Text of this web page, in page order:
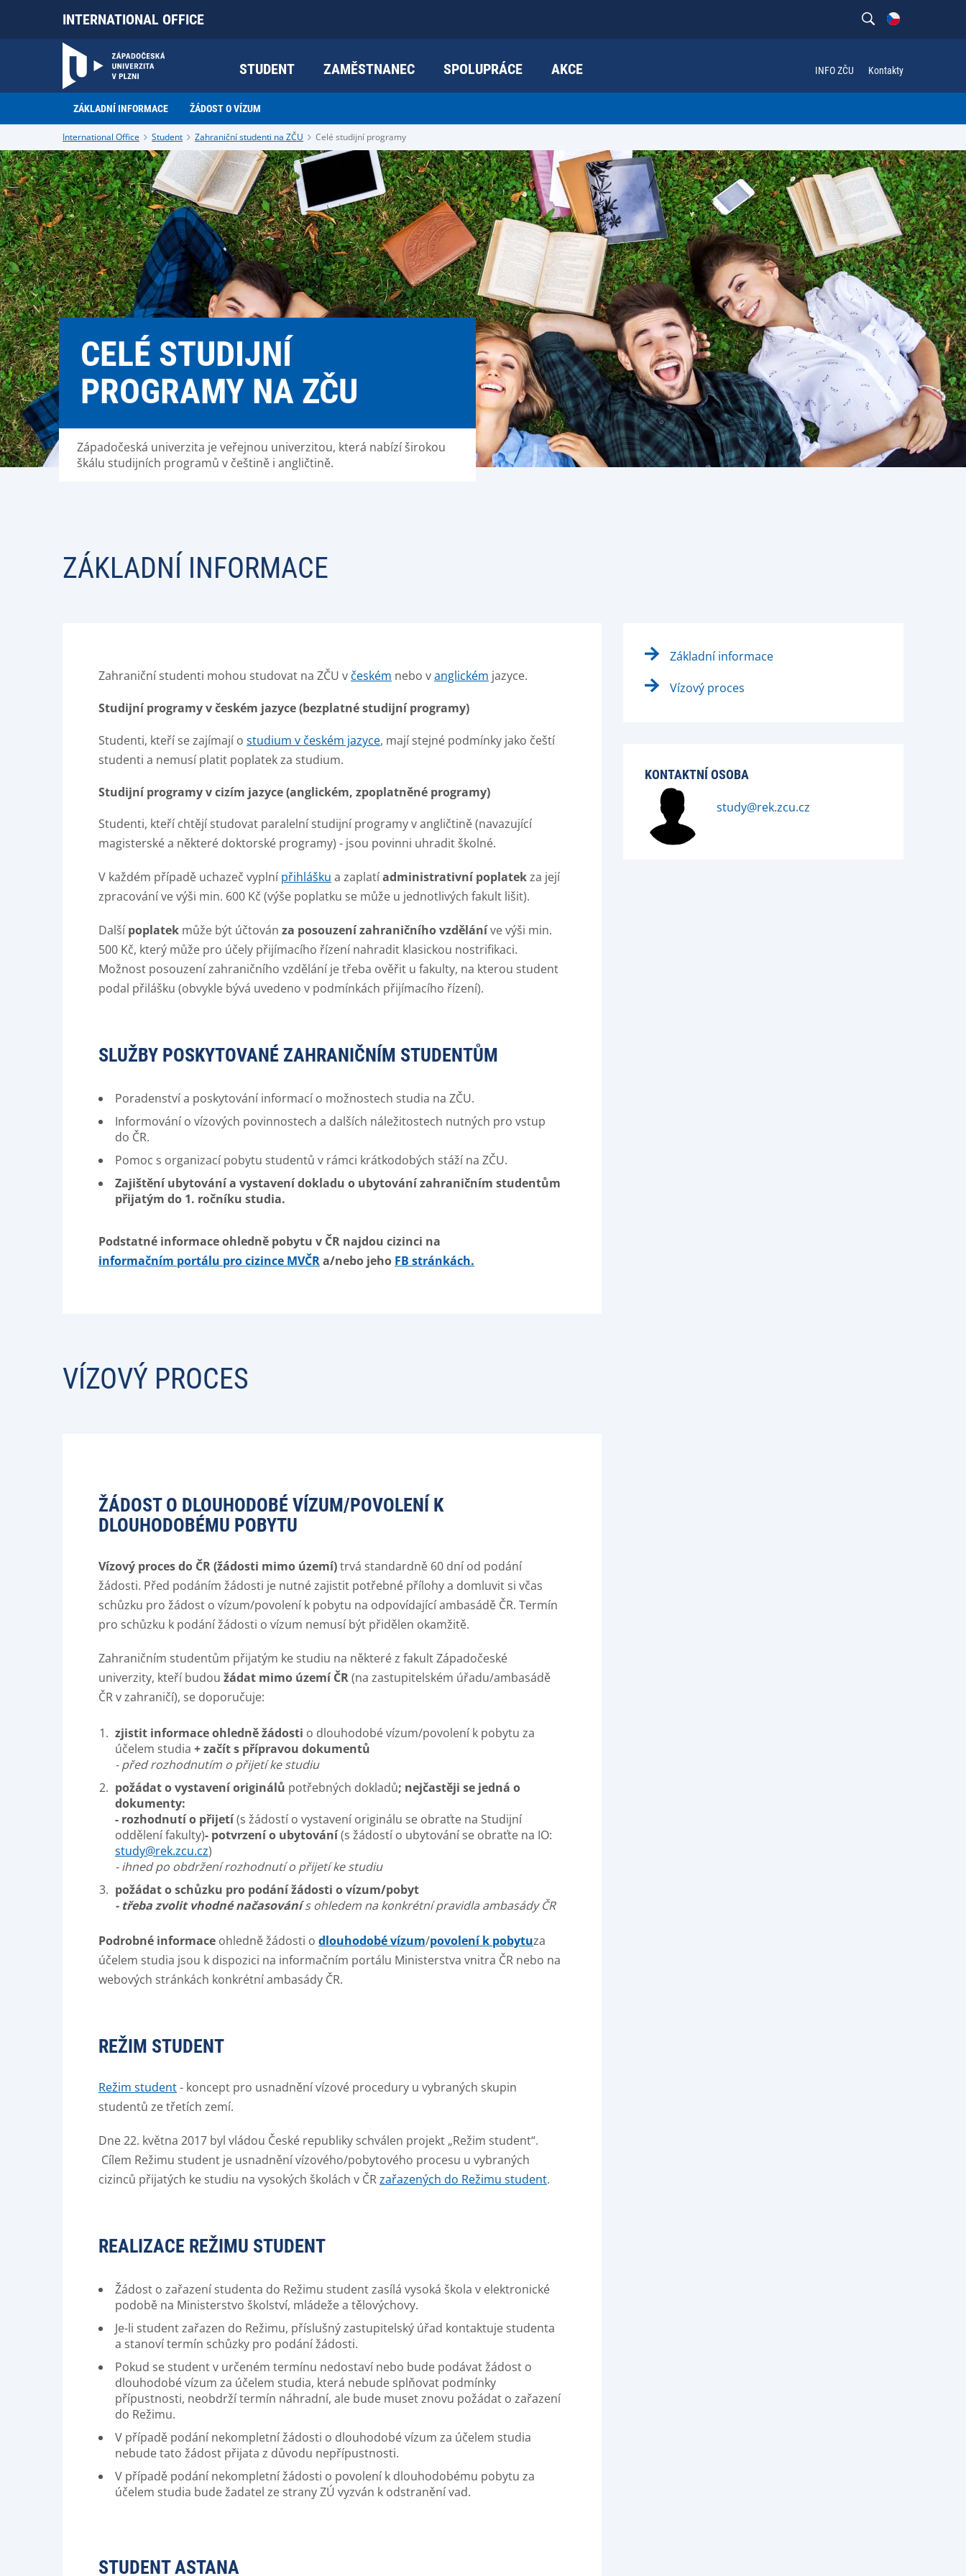
INTERNATIONAL OFFICE
STUDENT ZAMĚSTNANEC SPOLUPRÁCE AKCE INFO ZČU Kontakty
ZÁKLADNÍ INFORMACE ŽÁDOST O VÍZUM
International Office Student Zahraniční studenti na ZČU Celé studijní programy
CELÉ STUDIJNÍ
PROGRAMY NA ZČU
Západočeská univerzita je veřejnou univerzitou, která nabízí širokou
škálu studijních programů v češtině i angličtině.
ZÁKLADNÍ INFORMACE
Zahraniční studenti mohou studovat na ZČU v českém nebo vanglickém jazyce.
Studijní programy v českém jazyce (bezplatné studijní programy)
Studenti, kteří se zajímají o studium v českém jazyce, mají stejné podmínky jako čeští
studenti a nemusí platit poplatek za studium.
Studijní programy v cizím jazyce (anglickém, zpoplatněné programy)
Studenti, kteří chtějí studovat paralelní studijní programy v angličtině (navazující
magisterské a některé doktorské programy) - jsou povinni uhradit školné.
V každém případě uchazeč vyplní přihlášku a zaplatíadministrativní poplatekza její
zpracování ve výši min. 600 Kč (výše poplatku se může u jednotlivých fakult lišit).
Další poplatek může být účtován za posouzení zahraničního vzděláníve výši min.
500 Kč, který může pro účely přijímacího řízení nahradit klasickou nostrifikaci.
Možnost posouzení zahraničního vzdělání je třeba ověřit u fakulty, na kterou student
podal přilášku (obvykle bývá uvedeno v podmínkách přijímacího řízení).
SLUŽBY POSKYTOVANÉ ZAHRANIČNÍM STUDENTŮM
Poradenství a poskytování informací o možnostech studia na ZČU.
Informování o vízových povinnostech a dalších náležitostech nutných pro vstup
do ČR.
Pomoc s organizací pobytu studentů v rámci krátkodobých stáží na ZČU.
Zajištění ubytování a vystavení dokladu o ubytování zahraničním studentům
přijatým do 1. ročníku studia.
Podstatné informace ohledně pobytu v ČR najdou cizinci na
informačním portálu pro cizince MVČRa/nebo jeho FB stránkách.
Základní informace
Vízový proces
KONTAKTNÍ OSOBA
study@rek.zcu.cz
VÍZOVÝ PROCES
ŽÁDOST O DLOUHODOBÉ VÍZUM/POVOLENÍ K
DLOUHODOBÉMU POBYTU
Vízový proces do ČR (žádosti mimo území)trvá standardně 60 dní od podání
žádosti. Před podáním žádosti je nutné zajistit potřebné přílohy a domluvit si včas
schůzku pro žádost o vízum/povolení k pobytu na odpovídající ambasádě ČR. Termín
pro schůzku k podání žádosti o vízum nemusí být přidělen okamžitě.
Zahraničním studentům přijatým ke studiu na některé z fakult Západočeské
univerzity, kteří budou žádat mimo území ČR(na zastupitelském úřadu/ambasádě
ČR v zahraničí), se doporučuje:
zjistit informace ohledně žádosti o dlouhodobé vízum/povolení k pobytu za
účelem studia + začít s přípravou dokumentů
- před rozhodnutím o přijetí ke studiu
požádat o vystavení originálů potřebných dokladů; nejčastěji se jedná o
dokumenty:
- rozhodnutí o přijetí(s žádostí o vystavení originálu se obraťte na Studijní
oddělení fakulty)- potvrzení o ubytování(s žádostí o ubytování se obraťte na IO:
study@rek.zcu.cz)
- ihned po obdržení rozhodnutí o přijetí ke studiu
požádat o schůzku pro podání žádosti o vízum/pobyt
- třeba zvolit vhodné načasovánís ohledem na konkrétní pravidla ambasády ČR
Podrobné informace ohledně žádosti o dlouhodobé vízum/povolení k pobytuza
účelem studia jsou k dispozici na informačním portálu Ministerstva vnitra ČR nebo na
webových stránkách konkrétní ambasády ČR.
REŽIM STUDENT
Režim student- koncept pro usnadnění vízové procedury u vybraných skupin
studentů ze třetích zemí.
Dne 22. května 2017 byl vládou České republiky schválen projekt „Režim student“.
Cílem Režimu student je usnadnění vízového/pobytového procesu u vybraných
cizinců přijatých ke studiu na vysokých školách v ČRzařazených do Režimu student.
REALIZACE REŽIMU STUDENT
Žádost o zařazení studenta do Režimu student zasílá vysoká škola v elektronické
podobě na Ministerstvo školství, mládeže a tělovýchovy.
Je-li student zařazen do Režimu, příslušný zastupitelský úřad kontaktuje studenta
a stanoví termín schůzky pro podání žádosti.
Pokud se student v určeném termínu nedostaví nebo bude podávat žádost o
dlouhodobé vízum za účelem studia, která nebude splňovat podmínky
přípustnosti, neobdrží termín náhradní, ale bude muset znovu požádat o zařazení
do Režimu.
V případě podání nekompletní žádosti o dlouhodobé vízum za účelem studia
nebude tato žádost přijata z důvodu nepřípustnosti.
V případě podání nekompletní žádosti o povolení k dlouhodobému pobytu za
účelem studia bude žadatel ze strany ZÚ vyzván k odstranění vad.
STUDENT ASTANA